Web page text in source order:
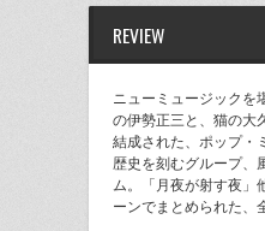
REVIEW
ニューミュージックを
の伊勢正三と、猫の大
結成された、ポップ・
歴史を刻むグループ、
ム。「月夜が射す夜」
ーンでまとめられた、